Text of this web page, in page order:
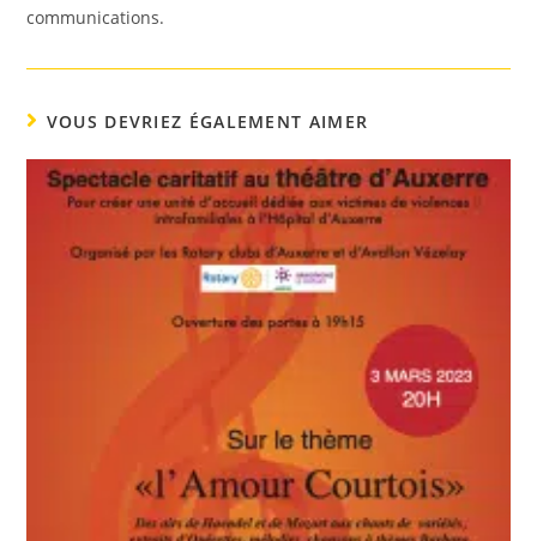
communications.
VOUS DEVRIEZ ÉGALEMENT AIMER